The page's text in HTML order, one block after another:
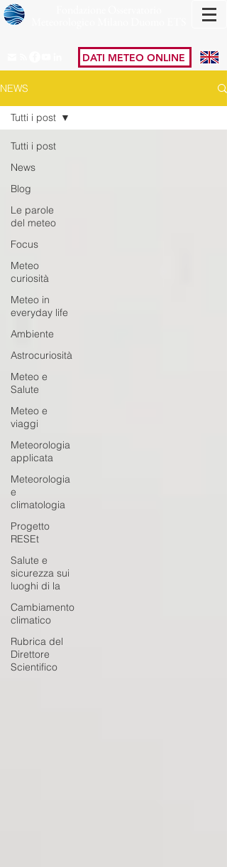
DATI METEO ONLINE
NEWS
Tutti i post
News
Blog
Le parole
del meteo
Focus
Meteo
curiosità
Meteo in
everyday life
Ambiente
Astrocuriosità
Meteo e
Salute
Meteo e
viaggi
Meteorologia
applicata
Meteorologia
e
climatologia
Progetto
RESEt
Salute e
sicurezza sui
luoghi di la
Cambiamento
climatico
Rubrica del
Direttore
Scientifico
Tutti i post